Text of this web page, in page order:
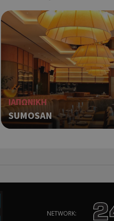
ΙΑΠΩΝΙΚΗ
SUMOSAN
NETWORK: